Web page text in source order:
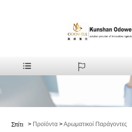
Σπίτι > Προϊόντα >Αρωματικοί Παράγοντες